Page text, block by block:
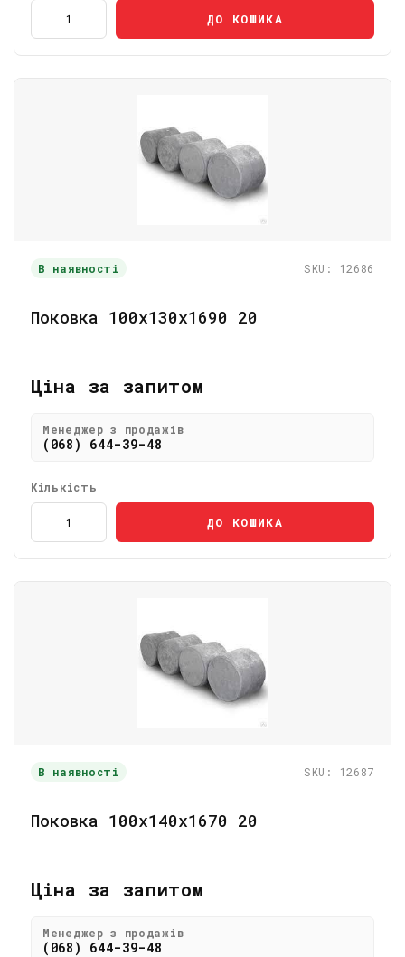
ДО КОШИКА
В наявності SKU: 12686
Поковка 100х130х1690 20
Ціна за запитом
Менеджер з продажів
(068) 644-39-48
Кількість
ДО КОШИКА
В наявності SKU: 12687
Поковка 100х140х1670 20
Ціна за запитом
Менеджер з продажів
(068) 644-39-48